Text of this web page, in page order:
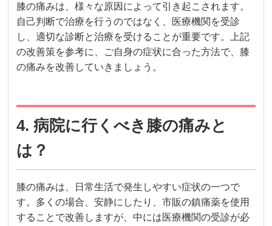
膝の痛みは、様々な原因によって引き起こされます。
自己判断で治療を行うのではなく、医療機関を受診
し、適切な診断と治療を受けることが重要です。上記
の改善策を参考に、ご自身の症状に合った方法で、膝
の痛みを改善していきましょう。
4. 病院に行くべき膝の痛みと
は？
膝の痛みは、日常生活で発生しやすい症状の一つで
す。多くの場合、安静にしたり、市販の鎮痛薬を使用
することで改善しますが、中には医療機関の受診が必